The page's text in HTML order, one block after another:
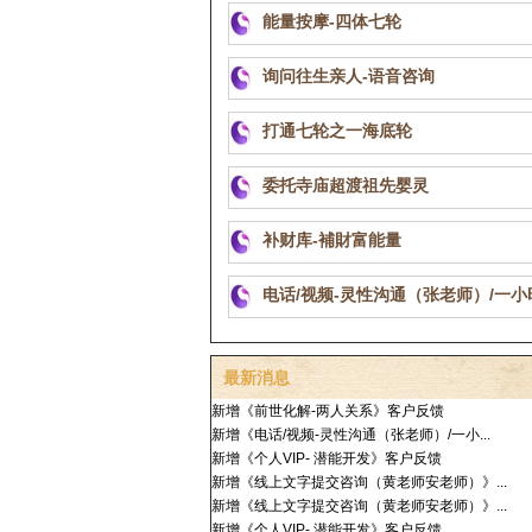
能量按摩-四体七轮
询问往生亲人-语音咨询
打通七轮之一海底轮
委托寺庙超渡祖先婴灵
补财库-補財富能量
电话/视频-灵性沟通（张老师）/一小
最新消息
新增《前世化解-两人关系》客户反馈
新增《电话/视频-灵性沟通（张老师）/一小...
新增《个人VIP- 潜能开发》客户反馈
新增《线上文字提交咨询（黄老师安老师）》...
新增《线上文字提交咨询（黄老师安老师）》...